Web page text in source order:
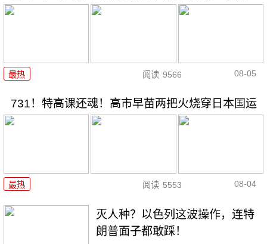
最热 阅读 9566 08-05
731！特高课还魂！高市早苗两把火烧穿日本国运
最热 阅读 5553 08-04
灭人种？以色列这波操作，连特
朗普面子都敢踩！